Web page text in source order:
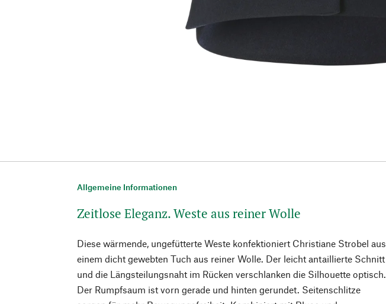
Allgemeine Informationen
Zeitlose Eleganz. Weste aus reiner Wolle
Diese wärmende, ungefütterte Weste konfektioniert Christiane Strobel aus
einem dicht gewebten Tuch aus reiner Wolle. Der leicht antaillierte Schnitt
und die Längsteilungsnaht im Rücken verschlanken die Silhouette optisch.
Der Rumpfsaum ist vorn gerade und hinten gerundet. Seitenschlitze